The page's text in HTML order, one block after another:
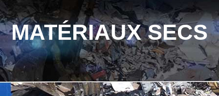
MATÉRIAUX SECS